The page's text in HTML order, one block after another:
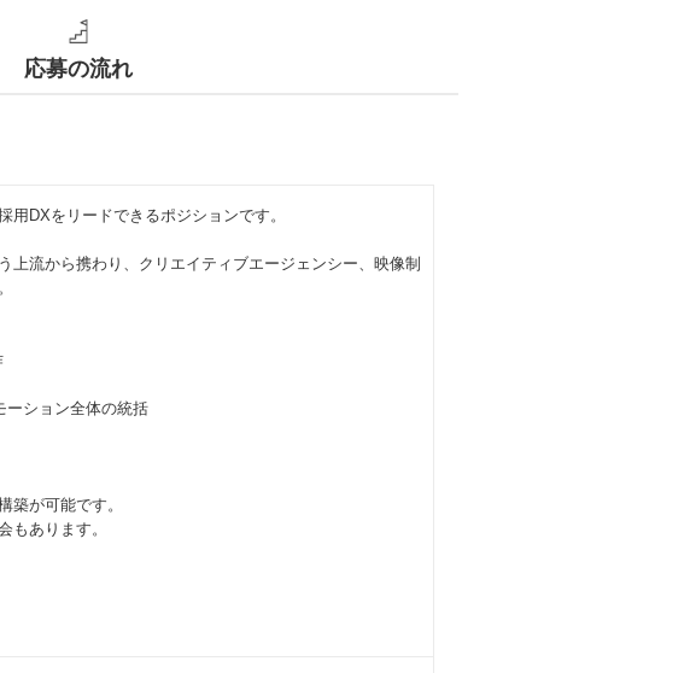
応募の流れ
DXをリードできるポジションです。
流から携わり、クリエイティブエージェンシー、映像制
ーション全体の統括
が可能です。
もあります。